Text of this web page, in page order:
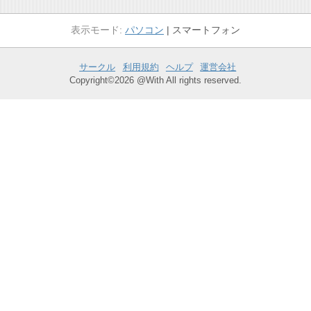
パソコン スマートフォン
サークル 利用規約 ヘルプ
運営会社
Copyright©2026 @With All rights reserved.